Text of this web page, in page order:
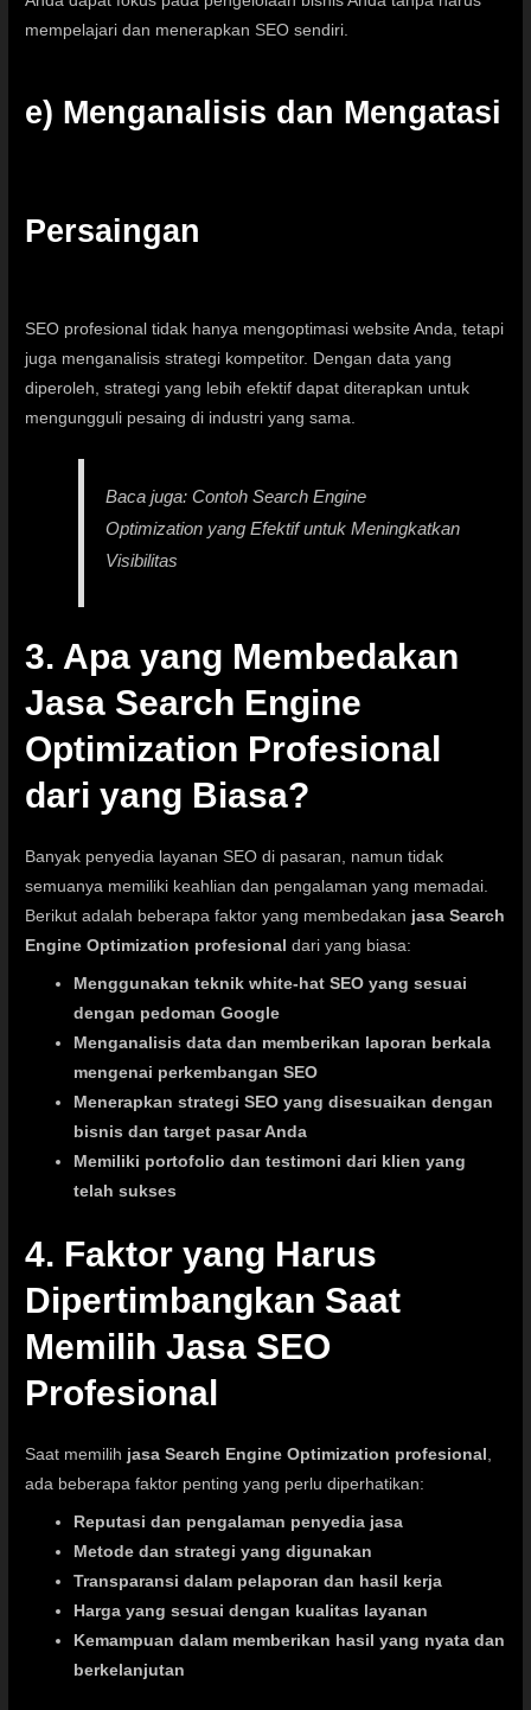
mempelajari dan menerapkan SEO sendiri.
e) Menganalisis dan Mengatasi
Persaingan
SEO profesional tidak hanya mengoptimasi website Anda, tetapi
juga menganalisis strategi kompetitor. Dengan data yang
diperoleh, strategi yang lebih efektif dapat diterapkan untuk
mengungguli pesaing di industri yang sama.
Baca juga:Contoh Search Engine
Optimization yang Efektif untuk Meningkatkan
Visibilitas
3. Apa yang Membedakan
Jasa Search Engine
Optimization Profesional
dari yang Biasa?
Banyak penyedia layanan SEO di pasaran, namun tidak
semuanya memiliki keahlian dan pengalaman yang memadai.
Berikut adalah beberapa faktor yang membedakan jasa Search
Engine Optimization profesional dari yang biasa:
Menggunakan teknik white-hat SEO yang sesuai
dengan pedoman Google
Menganalisis data dan memberikan laporan berkala
mengenai perkembangan SEO
Menerapkan strategi SEO yang disesuaikan dengan
bisnis dan target pasar Anda
Memiliki portofolio dan testimoni dari klien yang
telah sukses
4. Faktor yang Harus
Dipertimbangkan Saat
Memilih Jasa SEO
Profesional
Saat memilih jasa Search Engine Optimization profesional
ada beberapa faktor penting yang perlu diperhatikan:
Reputasi dan pengalaman penyedia jasa
Metode dan strategi yang digunakan
Transparansi dalam pelaporan dan hasil kerja
Harga yang sesuai dengan kualitas layanan
Kemampuan dalam memberikan hasil yang nyata dan
berkelanjutan